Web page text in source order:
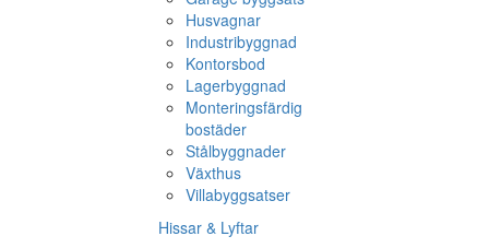
Husvagnar
Industribyggnad
Kontorsbod
Lagerbyggnad
Monteringsfärdig
bostäder
Stålbyggnader
Växthus
Villabyggsatser
Hissar & Lyftar